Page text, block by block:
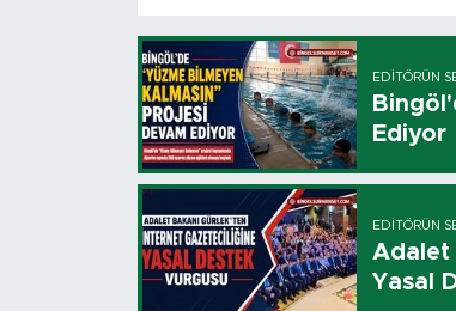
EDITÖRÜN
Ediyor
EDITÖRÜN
Adalet
Yasal